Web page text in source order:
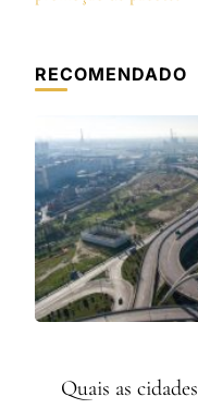
RECOMENDADO
Quais as